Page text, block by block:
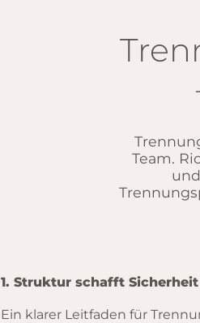
Team.
1. Struktur schafft Sicherheit
Ein klarer Leitfaden für